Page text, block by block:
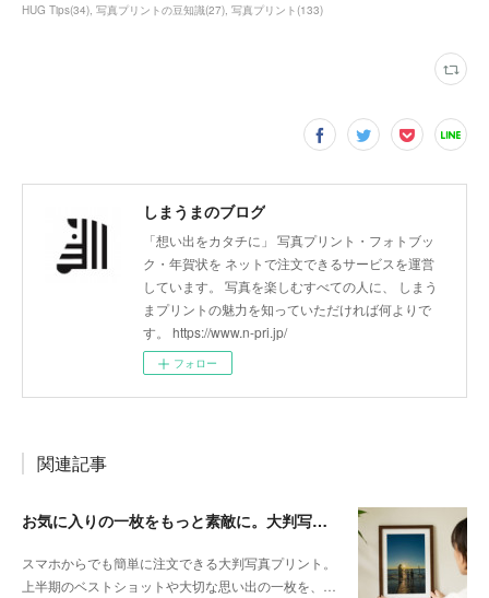
HUG Tips(34) 写真プリントの豆知識(27) 写真プリント (133)
しまうまのブログ
「想い出をカタチに」 写真プリント・フォトブッ
ク・年賀状を ネットで注文できるサービスを運営
しています。 写真を楽しむすべての人に、 しまう
まプリントの魅力を知っていただければ何よりで
す。 https://www.n-pri.jp/
フォロー
関連記事
お気に入りの一枚をもっと素敵に。大判写真プリントの飾り方
スマホからでも簡単に注文できる大判写真プリント。
上半期のベストショットや大切な思い出の一枚を、…